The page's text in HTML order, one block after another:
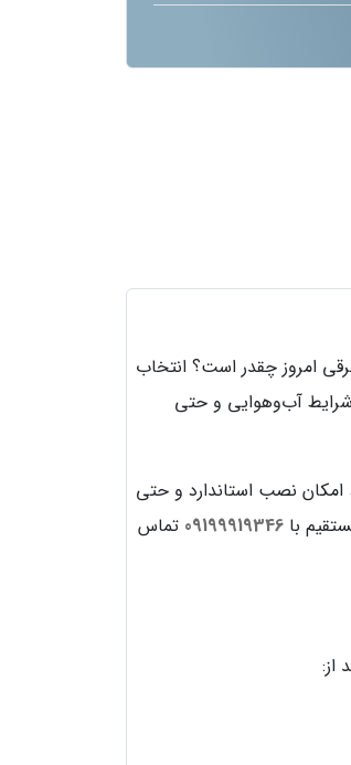
امروز چقدر است؟ انتخاب
شرایط آب‌وهوایی و حتی
نصب استاندارد و حتی
با 09199919346 تماس
از: